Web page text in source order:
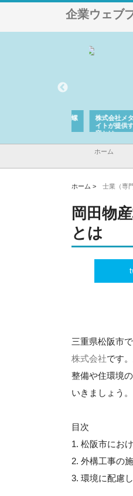
企業ウェブ
株式会社メタル
イトが提供する
容とは
ホーム
ホーム > 士業（専
岡田物
とは
三重県松阪市
株式会社です
整備や住環境
いきましょう。
目次
1. 松阪市にお
2. 外構工事の
3. 環境に配慮